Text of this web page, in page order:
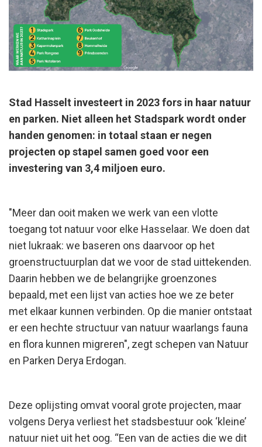
Stad Hasselt investeert in 2023 fors in haar natuur
en parken. Niet alleen het Stadspark wordt onder
handen genomen: in totaal staan er negen
projecten op stapel samen goed voor een
investering van 3,4 miljoen euro.
"Meer dan ooit maken we werk van een vlotte
toegang tot natuur voor elke Hasselaar. We doen dat
niet lukraak: we baseren ons daarvoor op het
groenstructuurplan dat we voor de stad uittekenden.
Daarin hebben we de belangrijke groenzones
bepaald, met een lijst van acties hoe we ze beter
met elkaar kunnen verbinden. Op die manier ontstaat
er een hechte structuur van natuur waarlangs fauna
en flora kunnen migreren", zegt schepen van Natuur
en Parken Derya Erdogan.
Deze oplijsting omvat vooral grote projecten, maar
volgens Derya verliest het stadsbestuur ook ‘kleine’
natuur niet uit het oog. “Een van de acties die we dit